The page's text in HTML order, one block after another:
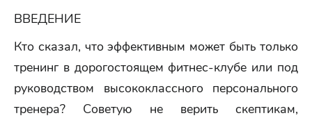
ВВЕДЕНИЕ
Кто сказал, что эффективным может быть только
тренинг в дорогостоящем фитнес-клубе или под
руководством высококлассного персонального
тренера? Советую не верить скептикам,